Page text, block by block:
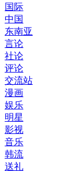
国际
中国
东南亚
言论
社论
评论
交流站
漫画
娱乐
明星
影视
音乐
韩流
送礼